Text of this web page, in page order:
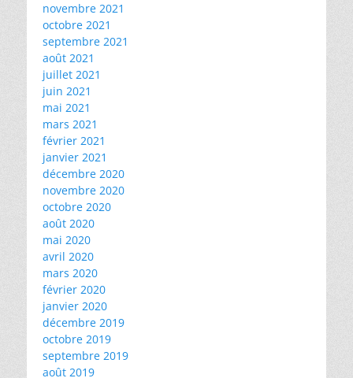
novembre 2021
octobre 2021
septembre 2021
août 2021
juillet 2021
juin 2021
mai 2021
mars 2021
février 2021
janvier 2021
décembre 2020
novembre 2020
octobre 2020
août 2020
mai 2020
avril 2020
mars 2020
février 2020
janvier 2020
décembre 2019
octobre 2019
septembre 2019
août 2019